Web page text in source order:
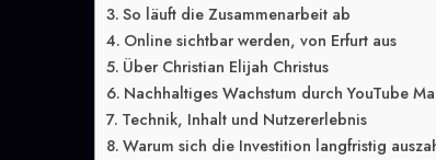
So läuft die Zusammenarbeit ab
Online sichtbar werden, von Erfurt aus
Über Christian Elijah Christus
Nachhaltiges Wachstum durch YouTube
Technik, Inhalt und Nutzererlebnis
Warum sich die Investition langfristig